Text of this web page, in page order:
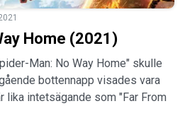
Home (2021)
Man: No Way Home" skulle
bottennapp visades vara
lika intetsägande som "Far From